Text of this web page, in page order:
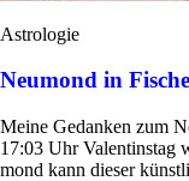
Astrologie
Neumond in
Meine Gedanken zum
17:03 Uhr Valen­tinstag
mond kann dieser